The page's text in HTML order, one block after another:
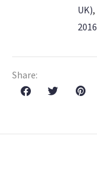
UK),
2016
Share: